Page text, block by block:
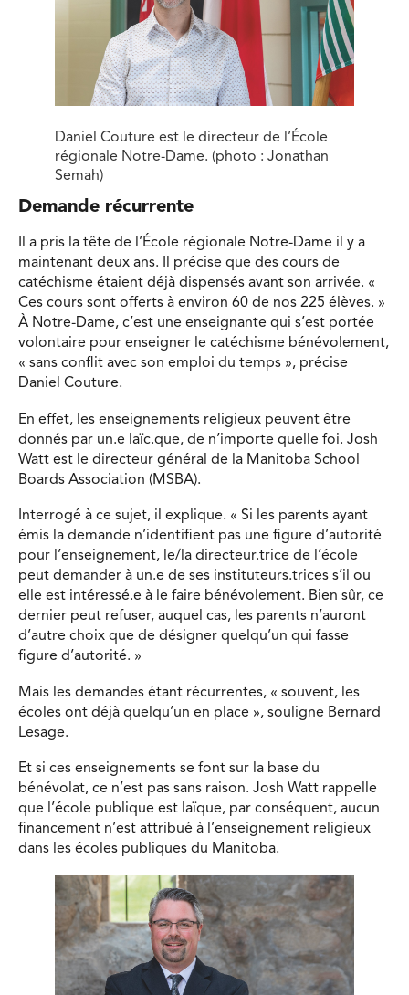
Daniel Couture est le directeur de l’École
régionale Notre-Dame. (photo : Jonathan
Semah)
Demande récurrente
Il a pris la tête de l’École régionale Notre-Dame il y a
maintenant deux ans. Il précise que des cours de
catéchisme étaient déjà dispensés avant son arrivée. «
Ces cours sont offerts à environ 60 de nos 225 élèves. »
À Notre-Dame, c’est une enseignante qui s’est portée
volontaire pour enseigner le catéchisme bénévolement,
« sans conflit avec son emploi du temps », précise
Daniel Couture.
En effet, les enseignements religieux peuvent être
donnés par un.e laïc.que, de n’importe quelle foi. Josh
Watt est le directeur général de la Manitoba School
Boards Association (MSBA).
Interrogé à ce sujet, il explique. « Si les parents ayant
émis la demande n’identifient pas une figure d’autorité
pour l’enseignement, le/la directeur.trice de l’école
peut demander à un.e de ses instituteurs.trices s’il ou
elle est intéressé.e à le faire bénévolement. Bien sûr, ce
dernier peut refuser, auquel cas, les parents n’auront
d’autre choix que de désigner quelqu’un qui fasse
figure d’autorité. »
Mais les demandes étant récurrentes, « souvent, les
écoles ont déjà quelqu’un en place », souligne Bernard
Lesage.
Et si ces enseignements se font sur la base du
bénévolat, ce n’est pas sans raison. Josh Watt rappelle
que l’école publique est laïque, par conséquent, aucun
financement n’est attribué à l’enseignement religieux
dans les écoles publiques du Manitoba.